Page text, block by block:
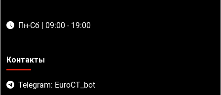
Пн-Сб | 09:00 - 19:00
Контакты
Telegram: EuroCT_bot